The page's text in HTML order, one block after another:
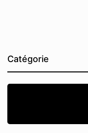
Catégorie